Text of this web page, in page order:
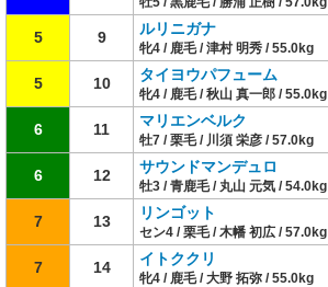
5 9 ルリニガナ
牝4 / 鹿毛 / 津村 明秀 / 55.0kg
5 10 タイヨウパフューム
牝4 / 鹿毛 / 秋山 真一郎 / 55.0kg
6 11 マリエンベルク
牡7 / 栗毛 / 川須 栄彦 / 57.0kg
6 12 サウンドマンデュロ
牡3 / 青鹿毛 / 丸山 元気 / 54.0kg
7 13 リンゴット
セン4 / 栗毛 / 木幡 初広 / 57.0kg
7 14 イトククリ
牝4 / 鹿毛 / 大野 拓弥 / 55.0kg